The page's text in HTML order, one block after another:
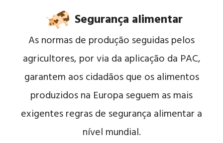
Segurança alimentar
As normas de produção seguidas pelos
agricultores, por via da aplicação da PAC,
garantem aos cidadãos que os alimentos
produzidos na Europa seguem as mais
exigentes regras de segurança alimentar a
nível mundial.